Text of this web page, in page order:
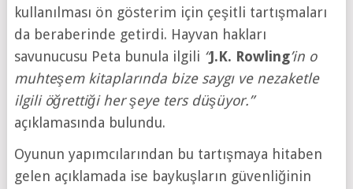
kullanılması ön gösterim için çeşitli tartışmaları
da beraberinde getirdi. Hayvan hakları
savunucusu Peta bunula ilgili “J.K. Rowling’in o
muhteşem kitaplarında bize saygı ve nezaketle
ilgili öğrettiği her şeye ters düşüyor.”
açıklamasında bulundu.
Oyunun yapımcılarından bu tartışmaya hitaben
gelen açıklamada ise baykuşların güvenliğinin